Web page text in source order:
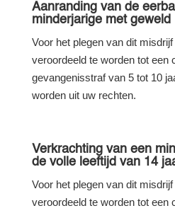
Aanranding van de
minderjarige met geweld
Voor het plegen van dit
veroordeeld te worden tot een
gevangenisstraf van 5 tot 10
worden uit uw rechten.
Verkrachting van een
de volle leeftijd van 14
Voor het plegen van dit
veroordeeld te worden tot een